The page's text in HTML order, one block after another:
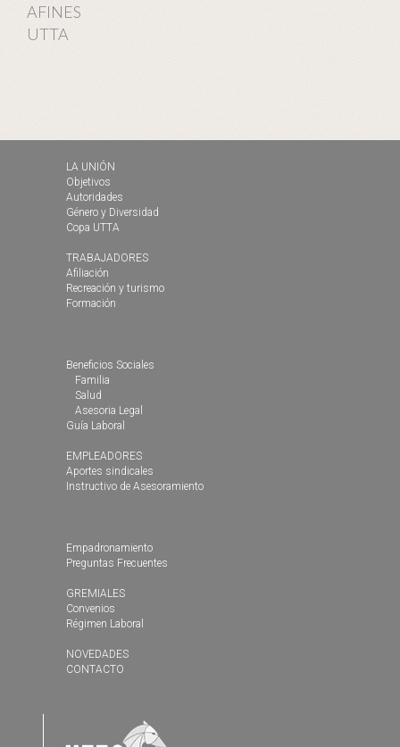
AFINES
UTTA
LA UNIÓN
Objetivos
Autoridades
Género y Diversidad
Copa UTTA
TRABAJADORES
Afiliación
Recreación y turismo
Formación
Beneficios Sociales
Familia
Salud
Asesoria Legal
Guía Laboral
EMPLEADORES
Aportes sindicales
Instructivo de Asesoramiento
Empadronamiento
Preguntas Frecuentes
GREMIALES
Convenios
Régimen Laboral
NOVEDADES
CONTACTO